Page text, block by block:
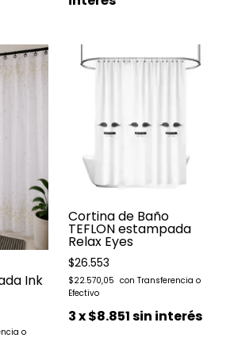
Ink
Cortina de Baño
TEFLON estampada
Relax Eyes
$26.553
$22.570,05
3x$8.851sin interés